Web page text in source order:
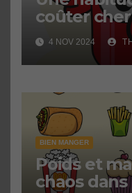
coûter cher
4 NOV 2024
BIEN MANGER
Poids et
chaos